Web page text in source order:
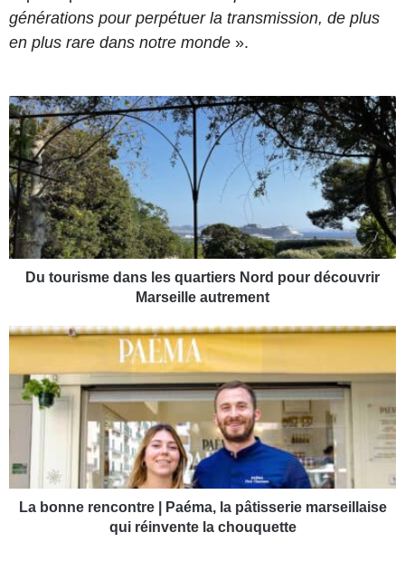
générations pour perpétuer la transmission, de plus
en plus rare dans notre monde ».
D
u
t
o
u
r
i
s
m
n
s
l
s
q
a
r
Du tourisme dans les quartiers Nord pour découvrir
Marseille autrement
L
b
n
r
e
La bonne rencontre | Paéma, la pâtisserie marseillaise
qui réinvente la chouquette